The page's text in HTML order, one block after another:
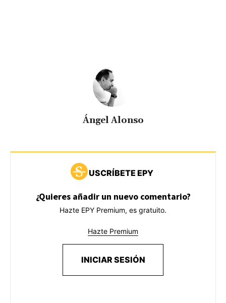
Ángel Alonso
USCRÍBETE EPY
¿Quieres añadir un nuevo comentario?
Hazte EPY Premium, es gratuito.
Hazte Premium
INICIAR SESIÓN